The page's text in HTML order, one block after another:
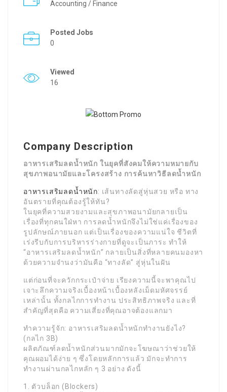
Accounting / Finance
Posted Jobs
0
Viewed
16
Company Description
อาหารเสริมลดน้ำหนัก ในยุคที่สังคมให้ความหมายกับ
สุขภาพอนามัยและโครงสร้าง การค้นหาวิธีลดน้ำหนัก
อาหารเสริมลดน้ำหนัก: เส้นทางลัดสู่หุ่นสวย หรือ ทาง
อันตรายที่คุณต้องรู้ให้ทัน?
ในยุคที่ความสวยงามและสุขภาพอนามัยกลายเป็น
เรื่องที่ทุกคนใฝ่หา การลดน้ำหนักจึงไม่ใช่แค่เรื่องของ
รูปลักษณ์ภายนอก แต่เป็นเรื่องของความแน่ใจ ชีวิตที่
เร่งรีบกับการบริหารร่างกายที่ดูจะเป็นภาระ ทำให้
“อาหารเสริมลดน้ำหนัก” กลายเป็นสิ่งที่หลายคนมองหา
ด้วยความจำนงว่ามันคือ “ทางลัด” สู่หุ่นในฝัน
แต่ก่อนที่จะควักกระเป๋าจ่าย เรียงความนี้จะพาคุณไป
เจาะลึกความจริงเบื้องหน้าเบื้องหลังเม็ดมหัศจรรย์
เหล่านั้น ทั้งกลไกการทำงาน ประสิทธิภาพจริง และที่
สำคัญที่สุดคือ ความเสี่ยงที่คุณอาจต้องแลกมา
ทำความรู้จัก: อาหารเสริมลดน้ำหนักทำงานยังไง?
(กลไก 3B)
ผลิตภัณฑ์ลดน้ำหนักส่วนมากมักจะโฆษณาว่าช่วยให้
คุณผอมได้ง่าย ๆ ซึ่งโดยหลักการแล้ว มักจะทำการ
ทำงานผ่านกลไกหลัก ๆ 3 อย่าง ดังนี้
1. ตัวบล็อก (Blockers)